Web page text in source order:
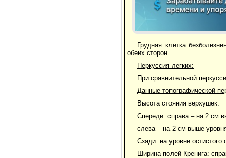
Грудная клетка
обеих сторон.
Перкуссия легких:
При сравнительной
Данные топографической
Высота стояния верхушек:
Спереди: справа – на 2 см
слева – на 2 см выше
Сзади: на уровне остистого
Ширина полей Кренига: